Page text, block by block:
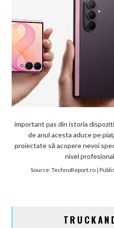
important pas din istoria
de anul acesta aduce pe
proiectate să acopere nevoi
nivel profesional
Source:TechnoReport.ro|